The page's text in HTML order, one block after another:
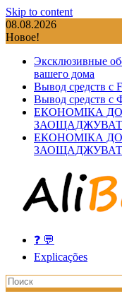
Skip to content
08.08.2026
Новое!
Эксклюзивные
вашего дома
Вывод средств с
Вывод средств с
ЕКОНОМІКА
ЕКОНОМІКА
❓ 💬
Explicações